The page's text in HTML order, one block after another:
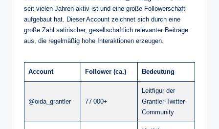
seit vielen Jahren aktiv ist und eine große Followerschaft
aufgebaut hat. Dieser Account zeichnet sich durch eine
große Zahl satirischer, gesellschaftlich relevanter Beiträge
aus, die regelmäßig hohe Interaktionen erzeugen.
Account Follower (ca.) Bedeutung
@oida_grantler 77 000+
Leitfigur der
Grantler‑Twitter‑
Community